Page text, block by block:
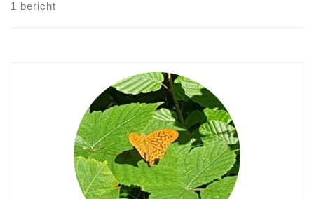
1 bericht